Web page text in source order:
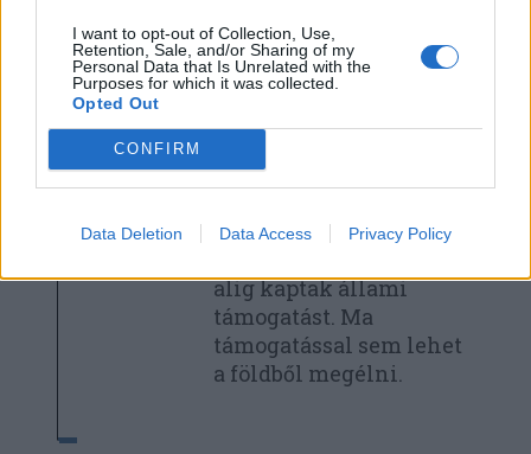
I want to opt-out of Collection, Use,
Retention, Sale, and/or Sharing of my
Personal Data that Is Unrelated with the
Purposes for which it was collected.
Opted Out
CONFIRM
Data Deletion Data Access Privacy Policy
hattyúdala
A rendszerváltás utáni
átmeneti időszak
ellenére is kifizetődő
alig kaptak állami
támogatást. Ma
támogatással sem lehet
a földből megélni.